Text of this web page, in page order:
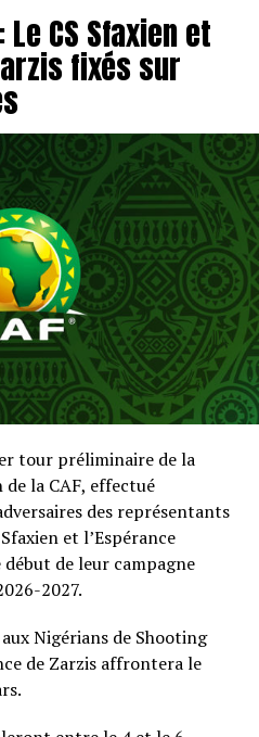
Le CS Sfaxien et
fixés sur
tour préliminaire de la
la CAF, effectué
des représentants
et l’Espérance
de leur campagne
2027.
Nigérians de Shooting
de Zarzis affrontera le